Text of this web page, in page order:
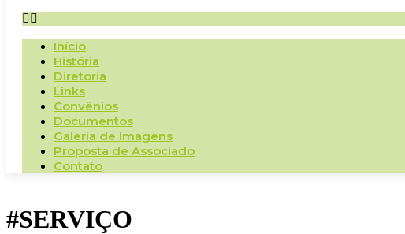
Início
História
Diretoria
Links
Convênios
Documentos
Galeria de Imagens
Proposta de Associado
Contato
#SERVIÇO